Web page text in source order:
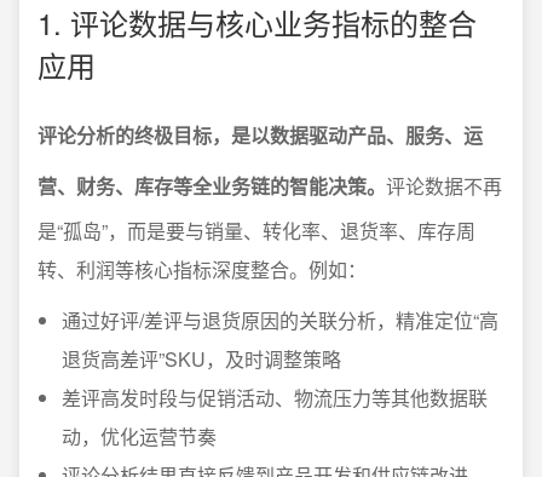
1. 评论数据与核心业务指标的整合
应用
评论分析的终极目标，是以数据驱动产品、服务、运
营、财务、库存等全业务链的智能决策。 评论数据不再
是“孤岛”，而是要与销量、转化率、退货率、库存周
转、利润等核心指标深度整合。例如：
通过好评/差评与退货原因的关联分析，精准定位“高
退货高差评”SKU，及时调整策略
差评高发时段与促销活动、物流压力等其他数据联
动，优化运营节奏